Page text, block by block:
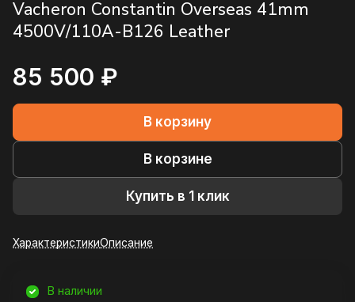
Vacheron Constantin Overseas 41mm
4500V/110A-B126 Leather
85 500 ₽
В корзину
В корзине
Купить в 1 клик
ХарактеристикиОписание
В наличии